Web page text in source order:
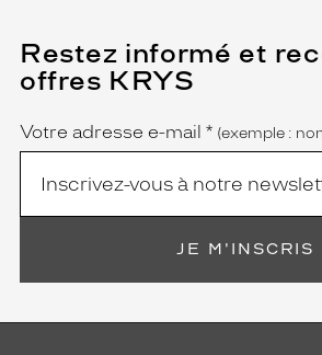
mm
Détails
Restez informé et
offres KRYS
Name
Votre adresse e-mail *
(Ce
champ
est
(exemple :
JE M'INSCRIS